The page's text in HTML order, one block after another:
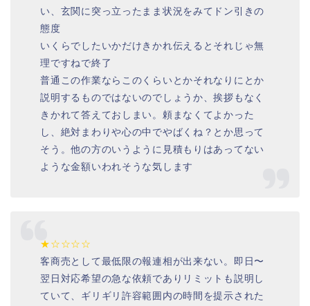
い、玄関に突っ立ったまま状況をみてドン引きの
態度
いくらでしたいかだけきかれ伝えるとそれじゃ無
理ですねで終了
普通この作業ならこのくらいとかそれなりにとか
説明するものではないのでしょうか、挨拶もなく
きかれて答えておしまい。頼まなくてよかった
し、絶対まわりや心の中でやばくね？とか思って
そう。他の方のいうように見積もりはあってない
ような金額いわれそうな気します
★☆☆☆☆
客商売として最低限の報連相が出来ない。即日〜
翌日対応希望の急な依頼でありリミットも説明し
ていて、ギリギリ許容範囲内の時間を提示された